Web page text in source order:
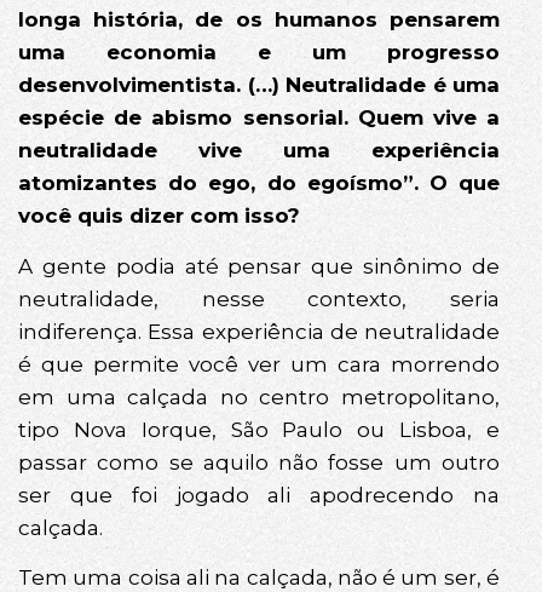
longa história, de os humanos pensarem
uma economia e um progresso
desenvolvimentista. (…) Neutralidade é uma
espécie de abismo sensorial. Quem vive a
neutralidade vive uma experiência
atomizantes do ego, do egoísmo”. O que
você quis dizer com isso?
A gente podia até pensar que sinônimo de
neutralidade, nesse contexto, seria
indiferença. Essa experiência de neutralidade
é que permite você ver um cara morrendo
em uma calçada no centro metropolitano,
tipo Nova Iorque, São Paulo ou Lisboa, e
passar como se aquilo não fosse um outro
ser que foi jogado ali apodrecendo na
calçada.
Tem uma coisa ali na calçada, não é um ser, é